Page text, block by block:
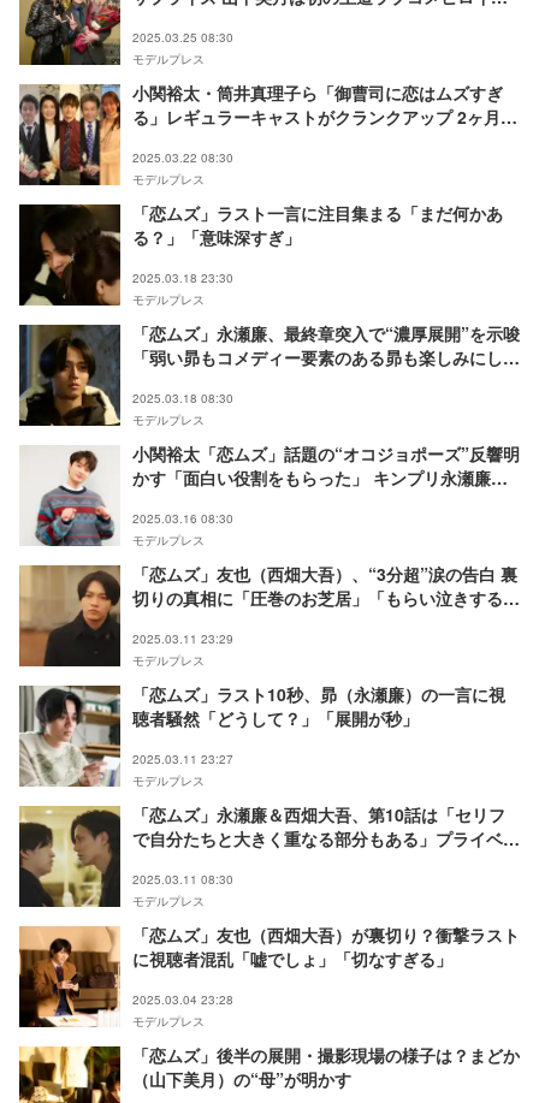
2025.03.25 08:30
モデルプレス
小関裕太・筒井真理子ら「御曹司に恋はムズすぎ
る」レギュラーキャストがクランクアップ 2ヶ月半
2025.03.22 08:30
モデルプレス
「恋ムズ」ラスト一言に注目集まる「まだ何かあ
る？」「意味深すぎ」
2025.03.18 23:30
モデルプレス
「恋ムズ」永瀬廉、最終章突入で“濃厚展開”を示唆
「弱い昴もコメディー要素のある昴も楽しみにして
2025.03.18 08:30
モデルプレス
小関裕太「恋ムズ」話題の“オコジョポーズ”反響明
かす「面白い役割をもらった」 キンプリ永瀬廉ら
2025.03.16 08:30
モデルプレス
「恋ムズ」友也（西畑大吾）、“3分超”涙の告白 裏
切りの真相に「圧巻のお芝居」「もらい泣きする」
2025.03.11 23:29
モデルプレス
「恋ムズ」ラスト10秒、昴（永瀬廉）の一言に視
聴者騒然「どうして？」「展開が秒」
2025.03.11 23:27
モデルプレス
「恋ムズ」永瀬廉＆西畑大吾、第10話は「セリフ
で自分たちと大きく重なる部分もある」プライベー
2025.03.11 08:30
モデルプレス
「恋ムズ」友也（西畑大吾）が裏切り？衝撃ラスト
に視聴者混乱「嘘でしょ」「切なすぎる」
2025.03.04 23:28
モデルプレス
「恋ムズ」後半の展開・撮影現場の様子は？まどか
（山下美月）の“母”が明かす